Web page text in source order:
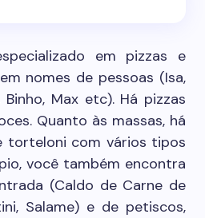
em pizzas e
nomes de pessoas (Isa,
Binho, Max etc). Há pizzas
Quanto às massas, há
torteloni com vários tipos
você também encontra
(Caldo de Carne de
Salame) e de petiscos,